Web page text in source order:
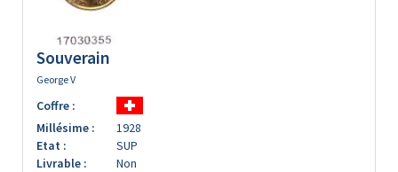
Souverain
George V
Coffre :
Millésime :
1928
Etat :
SUP
Livrable :
Non